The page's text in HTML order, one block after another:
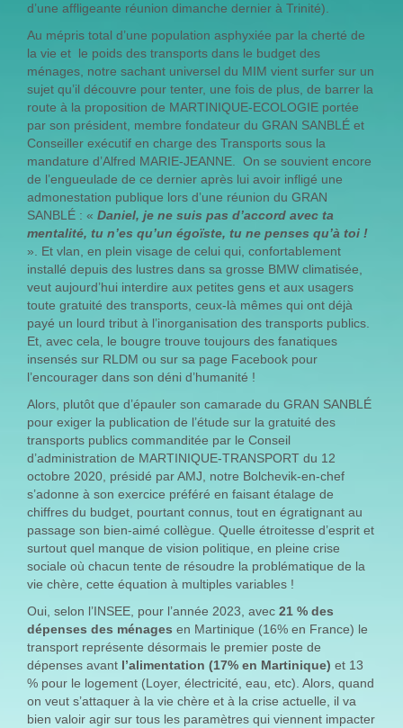
d’une affligeante réunion dimanche dernier à Trinité).
Au mépris total d’une population asphyxiée par la cherté de
la vie et le poids des transports dans le budget des
ménages, notre sachant universel du MIM vient surfer sur un
sujet qu’il découvre pour tenter, une fois de plus, de barrer la
route à la proposition de MARTINIQUE-ECOLOGIE portée
par son président, membre fondateur du GRAN SANBLÉ et
Conseiller exécutif en charge des Transports sous la
mandature d’Alfred MARIE-JEANNE. On se souvient encore
de l’engueulade de ce dernier après lui avoir infligé une
admonestation publique lors d’une réunion du GRAN
SANBLÉ : « Daniel, je ne suis pas d’accord avec ta
mentalité, tu n’es qu’un égoïste, tu ne penses qu’à toi !
». Et vlan, en plein visage de celui qui, confortablement
installé depuis des lustres dans sa grosse BMW climatisée,
veut aujourd’hui interdire aux petites gens et aux usagers
toute gratuité des transports, ceux-là mêmes qui ont déjà
payé un lourd tribut à l’inorganisation des transports publics.
Et, avec cela, le bougre trouve toujours des fanatiques
insensés sur RLDM ou sur sa page Facebook pour
l’encourager dans son déni d’humanité !
Alors, plutôt que d’épauler son camarade du GRAN SANBLÉ
pour exiger la publication de l’étude sur la gratuité des
transports publics commanditée par le Conseil
d’administration de MARTINIQUE-TRANSPORT du 12
octobre 2020, présidé par AMJ, notre Bolchevik-en-chef
s’adonne à son exercice préféré en faisant étalage de
chiffres du budget, pourtant connus, tout en égratignant au
passage son bien-aimé collègue. Quelle étroitesse d’esprit et
surtout quel manque de vision politique, en pleine crise
sociale où chacun tente de résoudre la problématique de la
vie chère, cette équation à multiples variables !
Oui, selon l’INSEE, pour l’année 2023, avec 21 % des
dépenses des ménages en Martinique (16% en France) le
transport représente désormais le premier poste de
dépenses avant l’alimentation (17% en Martinique) et 13
% pour le logement (Loyer, électricité, eau, etc). Alors, quand
on veut s’attaquer à la vie chère et à la crise actuelle, il va
bien valoir agir sur tous les paramètres qui viennent impacter